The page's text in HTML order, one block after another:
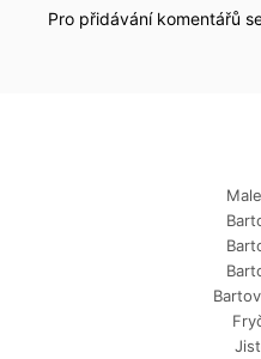
Pro přidávání komentářů